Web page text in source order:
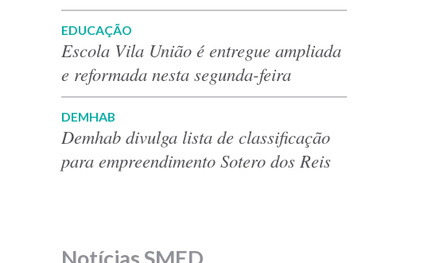
EDUCAÇÃO
Escola Vila União é entregue ampliada
e reformada nesta segunda-feira
DEMHAB
Demhab divulga lista de classificação
para empreendimento Sotero dos Reis